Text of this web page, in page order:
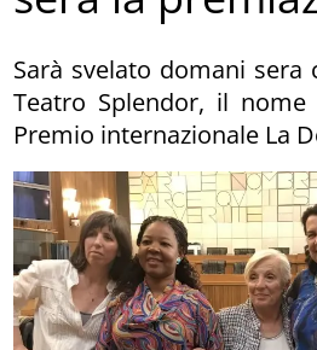
Sarà svelato domani sera
Teatro Splendor, il
Premio internazionale La